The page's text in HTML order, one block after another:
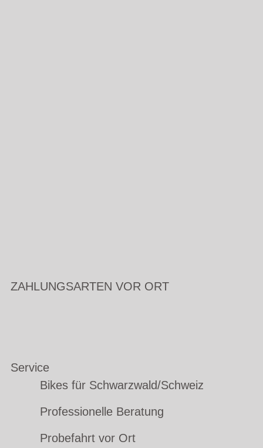
ZAHLUNGSARTEN VOR ORT
Service
Bikes für Schwarzwald/Schweiz
Professionelle Beratung
Probefahrt vor Ort